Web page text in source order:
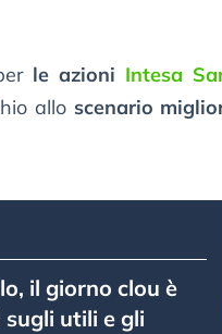
le azioni Intesa
allo scenario
il giorno clou è
utili e gli